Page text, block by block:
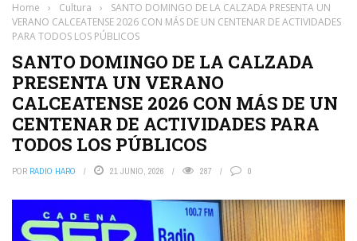
Home › Cultura ›
SANTO DOMINGO DE LA CALZADA PRESENTA UN
VERANO CALCEATENSE 2026 CON MÁS DE UN CENTENAR DE ACTIVIDADES
PARA TODOS LOS PÚBLICOS
SANTO DOMINGO DE LA CALZADA
PRESENTA UN VERANO
CALCEATENSE 2026 CON MÁS DE UN
CENTENAR DE ACTIVIDADES PARA
TODOS LOS PÚBLICOS
POR RADIO HARO 21 JUNIO, 2026 287 0